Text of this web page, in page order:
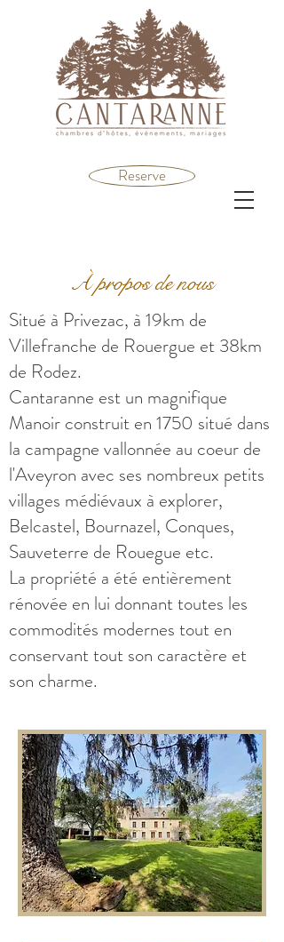
Reserve
À propos de nous
Situé à Privezac, à 19km de
Villefranche de Rouergue et 38km
de Rodez.
Cantaranne est un magnifique
Manoir construit en 1750 situé dans
la campagne vallonnée au coeur de
l'Aveyron avec ses nombreux petits
villages médiévaux à explorer,
Belcastel, Bournazel, Conques,
Sauveterre de Rouegue etc.
La propriété a été entièrement
rénovée en lui donnant toutes les
commodités modernes tout en
conservant tout son caractère et
son charme.